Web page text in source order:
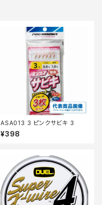
ASA013 3 ピンクサビキ 3
¥398